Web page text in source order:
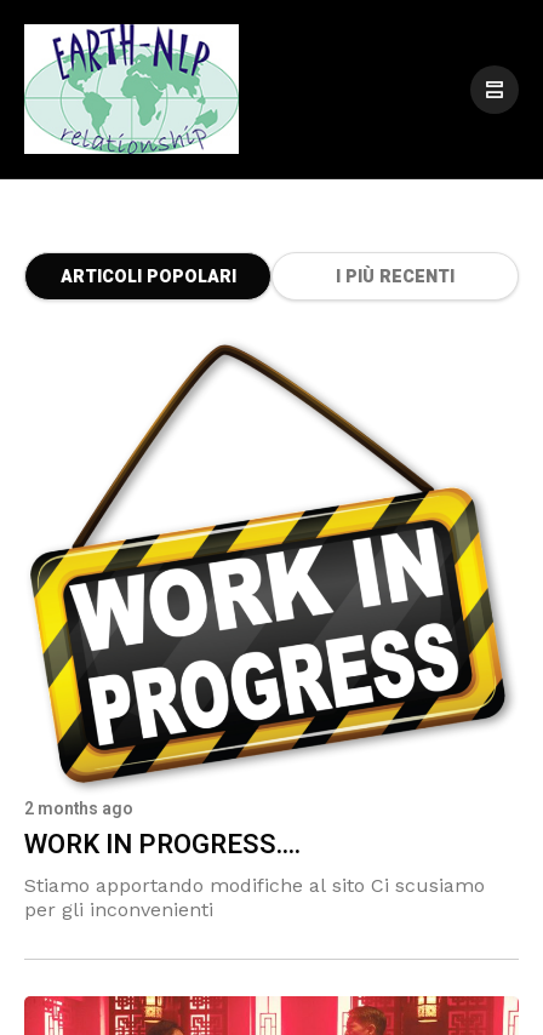
ARTICOLI POPOLARI I PIÙ RECENTI
2 months ago
WORK IN PROGRESS....
Stiamo apportando modifiche al sito Ci scusiamo
per gli inconvenienti